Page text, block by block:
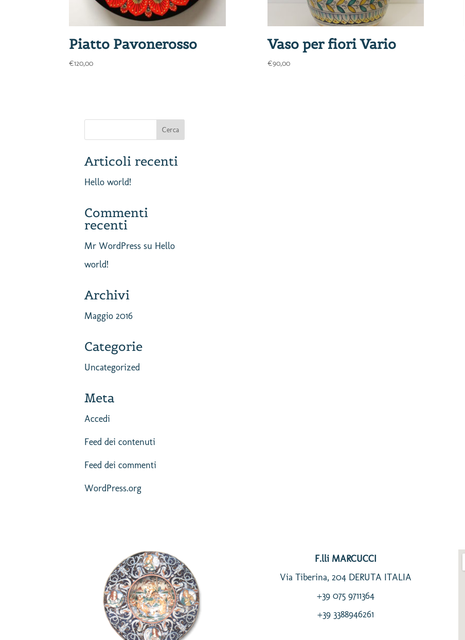
Piatto Pavonerosso
€120,00
Vaso per fiori Vario
€90,00
Articoli recenti
Hello world!
Commenti
recenti
Mr WordPress su Hello
world!
Archivi
Maggio 2016
Categorie
Uncategorized
Meta
Accedi
Feed dei contenuti
Feed dei commenti
WordPress.org
F.lli MARCUCCI
Via Tiberina, 204 DERUTA ITALIA
+39 075 9711364
+39 3388946261